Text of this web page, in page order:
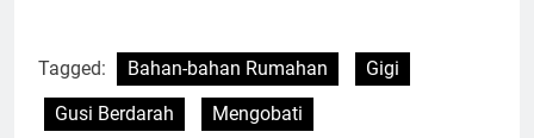
Tagged: Bahan-bahan Rumahan
Gigi
Gusi Berdarah
Mengobati